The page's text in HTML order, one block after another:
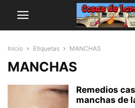
Inicio Etiquetas MANCHAS
MANCHAS
Remedios
manchas de